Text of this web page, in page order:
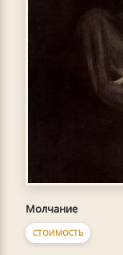
Молчание
СТОИМОСТЬ